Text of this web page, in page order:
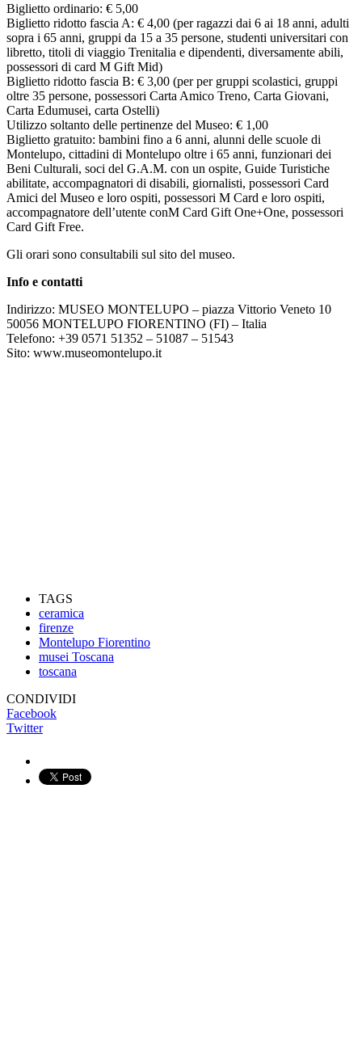
Biglietto ordinario: € 5,00
Biglietto ridotto fascia A: € 4,00 (per ragazzi dai 6 ai 18 anni, adulti
sopra i 65 anni, gruppi da 15 a 35 persone, studenti universitari con
libretto, titoli di viaggio Trenitalia e dipendenti, diversamente abili,
possessori di card M Gift Mid)
Biglietto ridotto fascia B: € 3,00 (per per gruppi scolastici, gruppi
oltre 35 persone, possessori Carta Amico Treno, Carta Giovani,
Carta Edumusei, carta Ostelli)
Utilizzo soltanto delle pertinenze del Museo: € 1,00
Biglietto gratuito: bambini fino a 6 anni, alunni delle scuole di
Montelupo, cittadini di Montelupo oltre i 65 anni, funzionari dei
Beni Culturali, soci del G.A.M. con un ospite, Guide Turistiche
abilitate, accompagnatori di disabili, giornalisti, possessori Card
Amici del Museo e loro ospiti, possessori M Card e loro ospiti,
accompagnatore dell’utente conM Card Gift One+One, possessori
Card Gift Free.
Gli orari sono consultabili sul sito del museo.
Info e contatti
Indirizzo: MUSEO MONTELUPO – piazza Vittorio Veneto 10
50056 MONTELUPO FIORENTINO (FI) – Italia
Telefono: +39 0571 51352 – 51087 – 51543
Sito: www.museomontelupo.it
TAGS
ceramica
firenze
Montelupo Fiorentino
musei Toscana
toscana
CONDIVIDI
Facebook
Twitter